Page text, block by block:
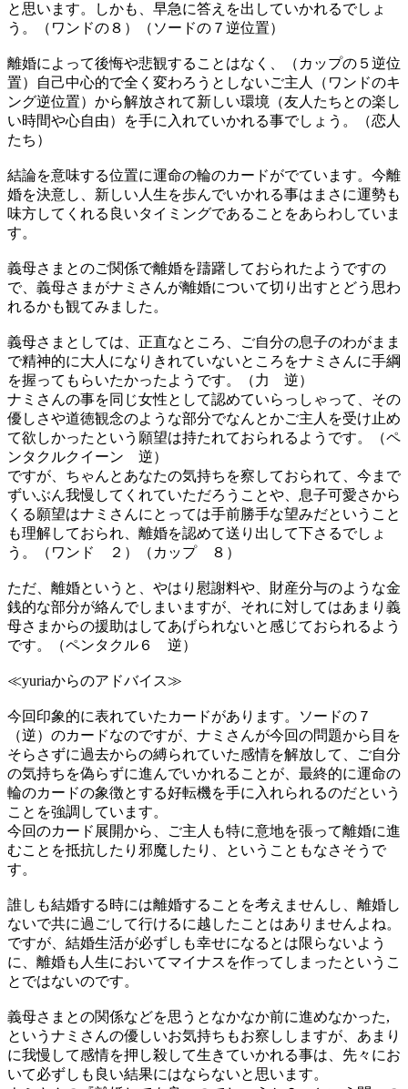
と思います。しかも、早急に答えを出していかれるでしょ
う。（ワンドの８）（ソードの７逆位置）
離婚によって後悔や悲観することはなく、（カップの５逆位
置）自己中心的で全く変わろうとしないご主人（ワンドのキ
ング逆位置）から解放されて新しい環境（友人たちとの楽し
い時間や心自由）を手に入れていかれる事でしょう。（恋人
たち）
結論を意味する位置に運命の輪のカードがでています。今離
婚を決意し、新しい人生を歩んでいかれる事はまさに運勢も
味方してくれる良いタイミングであることをあらわしていま
す。
義母さまとのご関係で離婚を躊躇しておられたようですの
で、義母さまがナミさんが離婚について切り出すとどう思わ
れるかも観てみました。
義母さまとしては、正直なところ、ご自分の息子のわがまま
で精神的に大人になりきれていないところをナミさんに手綱
を握ってもらいたかったようです。（力 逆）
ナミさんの事を同じ女性として認めていらっしゃって、その
優しさや道徳観念のような部分でなんとかご主人を受け止め
て欲しかったという願望は持たれておられるようです。（ペ
ンタクルクイーン 逆）
ですが、ちゃんとあなたの気持ちを察しておられて、今まで
ずいぶん我慢してくれていただろうことや、息子可愛さから
くる願望はナミさんにとっては手前勝手な望みだということ
も理解しておられ、離婚を認めて送り出して下さるでしょ
う。（ワンド ２）（カップ ８）
ただ、離婚というと、やはり慰謝料や、財産分与のような金
銭的な部分が絡んでしまいますが、それに対してはあまり義
母さまからの援助はしてあげられないと感じておられるよう
です。（ペンタクル６ 逆）
≪yuriaからのアドバイス≫
今回印象的に表れていたカードがあります。ソードの７
（逆）のカードなのですが、ナミさんが今回の問題から目を
そらさずに過去からの縛られていた感情を解放して、ご自分
の気持ちを偽らずに進んでいかれることが、最終的に運命の
輪のカードの象徴とする好転機を手に入れられるのだという
ことを強調しています。
今回のカード展開から、ご主人も特に意地を張って離婚に進
むことを抵抗したり邪魔したり、ということもなさそうで
す。
誰しも結婚する時には離婚することを考えませんし、離婚し
ないで共に過ごして行けるに越したことはありませんよね。
ですが、結婚生活が必ずしも幸せになるとは限らないよう
に、離婚も人生においてマイナスを作ってしまったというこ
とではないのです。
義母さまとの関係などを思うとなかなか前に進めなかった,
というナミさんの優しいお気持ちもお察ししますが、あまり
に我慢して感情を押し殺して生きていかれる事は、先々にお
いて必ずしも良い結果にはならないと思います。